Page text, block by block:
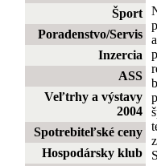
Šport
Poradenstvo/Servis
Inzercia
ASS
Veľtrhy a výstavy
2004
Spotrebiteľské ceny
Hospodársky klub